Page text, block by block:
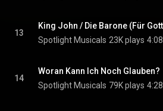
13
Spotlight Musicals 23K plays 4:08
14
Woran Kann Ich Noch Glauben?
Spotlight Musicals 79K plays 4:28